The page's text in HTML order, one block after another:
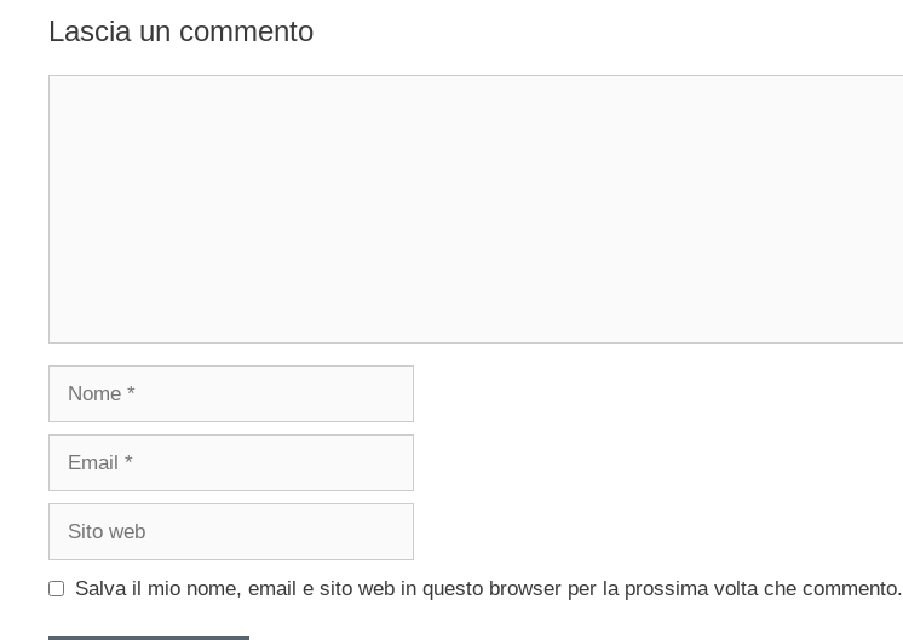
Lascia un commento
Nome
Email
Sito
Salva il mio nome, email e sito web in questo browser per la prossima volta che commento.